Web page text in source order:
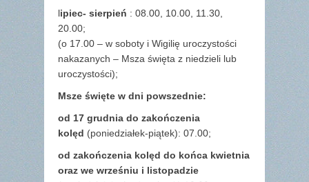
lipiec- sierpień : 08.00, 10.00, 11.30,
20.00;
(o 17.00 – w soboty i Wigilię uroczystości
nakazanych – Msza święta z niedzieli lub
uroczystości);
Msze święte w dni powszednie:
od 17 grudnia do zakończenia
kolęd (poniedziałek-piątek): 07.00;
od zakończenia kolęd do końca kwietnia
oraz we wrześniu i listopadzie